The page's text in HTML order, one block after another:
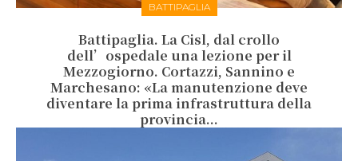
BATTIPAGLIA
Battipaglia. La Cisl, dal crollo
dell’ospedale una lezione per il
Mezzogiorno. Cortazzi, Sannino e
Marchesano: «La manutenzione deve
diventare la prima infrastruttura della
provincia...